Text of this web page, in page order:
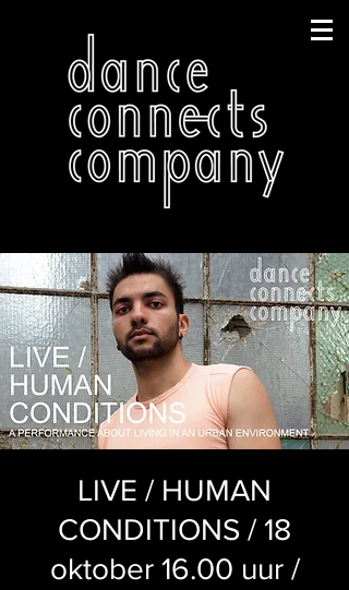
LIVE / HUMAN
CONDITIONS / 18
oktober 16.00 uur /